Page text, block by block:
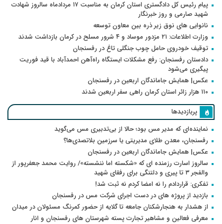
پیام رئیس کل دادگستری استان کرمان به مناسبت ۱۷ مردادماه سالروز شهادت
شهید صارمی و روز خبرنگار
نانوایی های نوق زیر ذره بین معاون توسعه
وزارت اطلاعات: ۲۱ مزدور موساد و ۴ شرور مسلح در کرمان بازداشت شدند
توقیف خودروی حامل چوب جنگلی تاغ در رفسنجان
دادستان رفسنجان: رفع مشکلات ایستگاه راه‌آهن احمدآباد با قید فوریت
پیگیری می‌شود
عکس| همایش جاماندگان اربعین در رفسنجان
۱۱۰ هزار زائر استان کرمان راهی سفر اربعین شدند
پربازدیدها
نماینده‌ای که مدیر مس بود؛ حالا از بی‌تدبیری مس می‌گوید
رفسنجان، معدن طلای مدیریتی یا سرزمین بلاتصدی‌ها؟
عکس| همایش جاماندگان اربعین در رفسنجان
سالروز اسارت رزمنده ای که «شکسته اما ننشسته»/ روایت محمد جعفرپور از
والفجر ۳ تا پیری و دلتنگی برای رفقای شهید
تفکری: قراردادم را نه امضا کردم نه ثبت شد!
بازدید از پروژه های در دست اجرای شرکت مس در رفسنجان
از هشدار به هنجارشکنان جامعه تا گلایه از حضور کمرنگ مسئولان در میدان
معرفی فعالین و مشاهیر تجارت پسته شهرستان های رفسنجان و انار